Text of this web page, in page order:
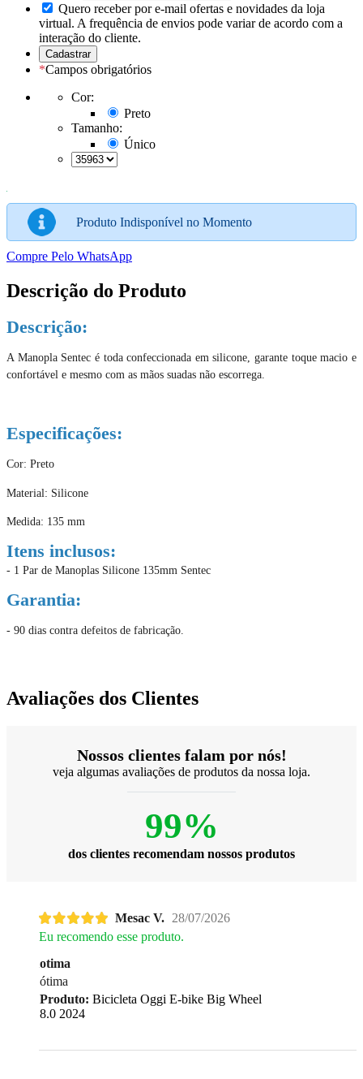
Quero receber por e-mail ofertas e novidades da loja
virtual. A frequência de envios pode variar de acordo com a
interação do cliente.
*Campos obrigatórios
Cor:
Preto
Tamanho:
Único
Produto Indisponível no Momento
Compre Pelo WhatsApp
Descrição do Produto
Descrição:
A Manopla Sentec é toda confeccionada em silicone, garante toque macio e
confortável e mesmo com as mãos suadas não escorrega.
Especificações:
Cor: Preto
Material: Silicone
Medida: 135 mm
Itens inclusos:
- 1 Par de Manoplas Silicone 135mm Sentec
Garantia:
- 90 dias contra defeitos de fabricação.
Avaliações dos Clientes
Nossos clientes falam por nós!
veja algumas avaliações de produtos da nossa loja.
99%
dos clientes recomendam nossos produtos
Mesac V. 28/07/2026
Eu recomendo esse produto.
otima
ótima
Produto: Bicicleta Oggi E-bike Big Wheel
8.0 2024